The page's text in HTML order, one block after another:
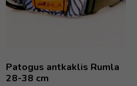
Patogus antkaklis Rumla
28-38 cm